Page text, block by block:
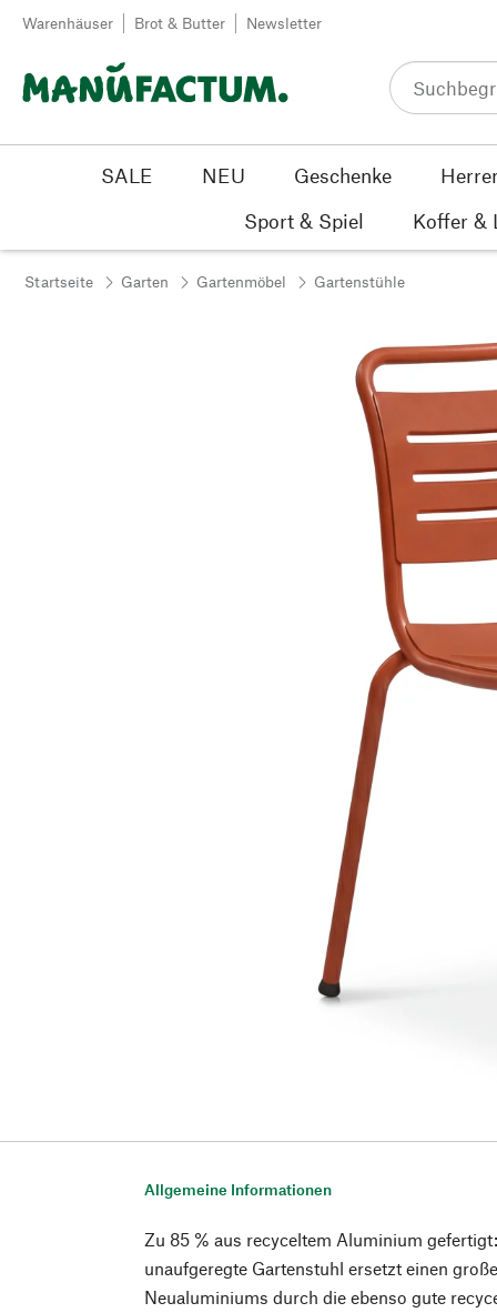
Zum Inhalt springen
Warenhäuser Brot & Butter Newsletter
SALE NEU Geschenke
Sport & Spiel
Koffer &
Startseite Garten Gartenmöbel Gartenstühle
Allgemeine Informationen
Zu 85 % aus recyceltem Aluminium
unaufgeregte Gartenstuhl ersetzt einen
Neualuminiums durch die ebenso gute